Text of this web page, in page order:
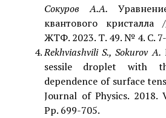
Сокуров А.А.
квантового
ЖТФ. 2023. Т. 49. № 4. С.
Rekhviashvili S., Sokurov A.
sessile droplet with
dependence of surface
Journal of Physics. 2018.
Pp. 699-705.